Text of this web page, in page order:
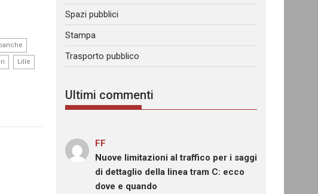
Lille
Spazi pubblici
Stampa
Trasporto pubblico
Ultimi commenti
FF
Nuove limitazioni al traffico per i saggi
di dettaglio della linea tram C: ecco
dove e quando